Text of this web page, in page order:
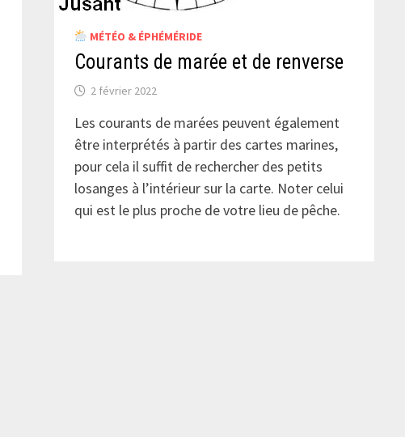
MÉTÉO & ÉPHÉMÉRIDE
Courants de marée et de renverse
2 février 2022
Les courants de marées peuvent également
être interprétés à partir des cartes marines,
pour cela il suffit de rechercher des petits
losanges à l’intérieur sur la carte. Noter celui
qui est le plus proche de votre lieu de pêche.